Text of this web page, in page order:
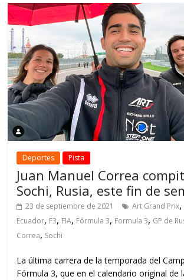
Deportes Pista
Juan Manuel Correa
Sochi, Rusia, este fin de
23 de septiembre de 2021 Art Grand Prix,
Ecuador, F3, FIA, Fórmula 3, Formula 3, GP de
Correa, Sochi
La última carrera de la temporada del
Fórmula 3, que en el calendario original de